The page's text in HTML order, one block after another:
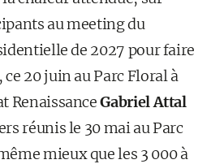
au meeting du
de 2027 pour faire
20 juin au Parc Floral à
RenaissanceGabriel Attal
réunis le 30 mai au Parc
mieux que les 3 000 à